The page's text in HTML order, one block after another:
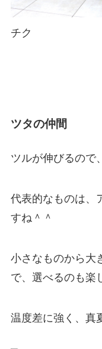
チク
ツタの仲間
ツルが伸びるので
代表的なものは、
すね＾＾
小さなものから大
で、選べるのも楽
温度差に強く、真